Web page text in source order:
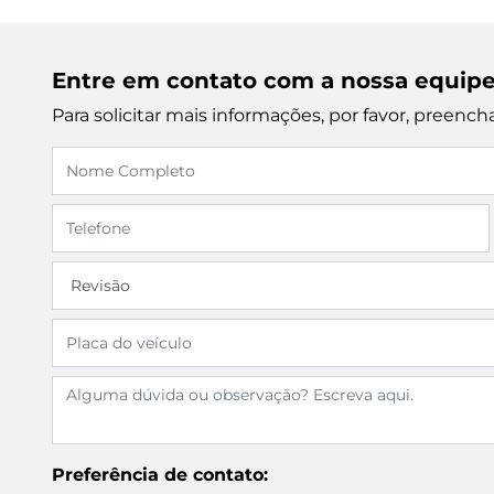
Entre em contato com a nossa
Para solicitar mais informações, por favor,
Preferência de contato: